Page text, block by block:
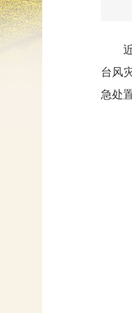
台风
急处